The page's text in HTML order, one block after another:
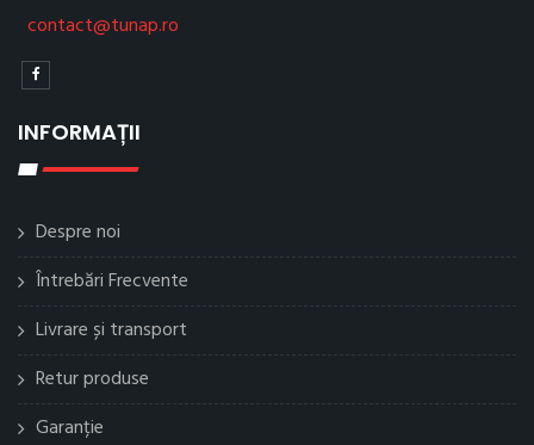
contact@tunap.ro
INFORMAȚII
Despre noi
Întrebări Frecvente
Livrare și transport
Retur produse
Garanție